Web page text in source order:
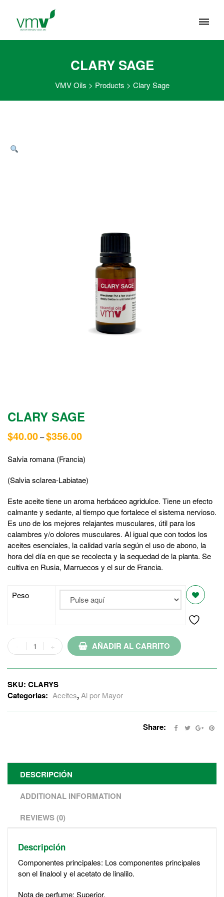
CLARY SAGE
VMV Oils > Products > Clary Sage
CLARY SAGE
$40.00–$356.00
Salvia romana (Francia)
(Salvia sclarea-Labiatae)
Este aceite tiene un aroma herbáceo agridulce. Tiene un efecto
calmante y sedante, al tiempo que fortalece el sistema nervioso.
Es uno de los mejores relajantes musculares, útil para los
calambres y/o dolores musculares. Al igual que con todos los
aceites esenciales, la calidad varía según el uso de abono, la
hora del día en que se recolecta y la sequedad de la planta. Se
cultiva en Rusia, Marruecos y el sur de Francia.
Peso
AÑADIR AL CARRITO
SKU: CLARYS
Categorias: Aceites, Al por Mayor
Share:
DESCRIPCIÓN
ADDITIONAL INFORMATION
REVIEWS (0)
Descripción
Componentes principales: Los componentes principales
son el linalool y el acetato de linalilo.
Nota de perfume: Superior.